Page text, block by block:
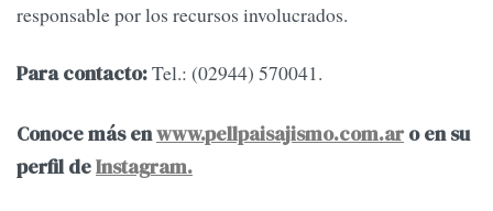
responsable por los recursos involucrados.
Para contacto:Tel.: (02944) 570041.
Conoce más enwww.pellpaisajismo.com.ar o en su
perfil deInstagram.